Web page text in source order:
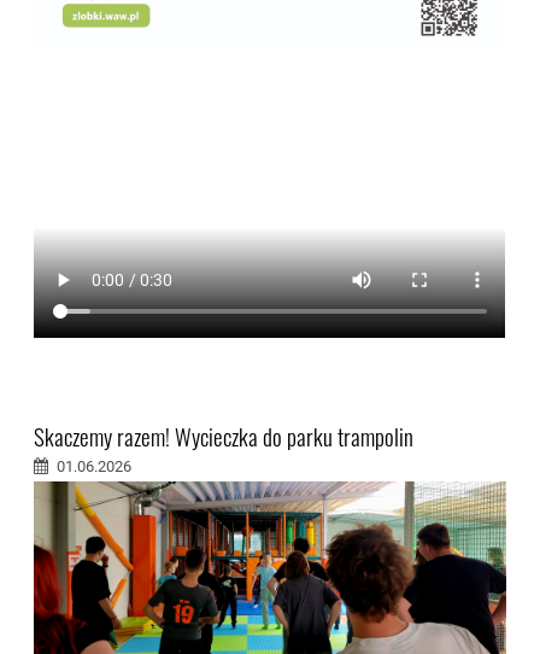
Skaczemy razem! Wycieczka do parku trampolin
01.06.2026